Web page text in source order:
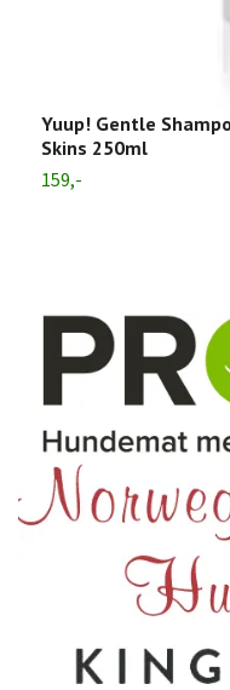
Yuup! Gentle
Skins 250ml
159,-